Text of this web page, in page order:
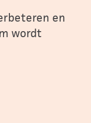
en
wordt